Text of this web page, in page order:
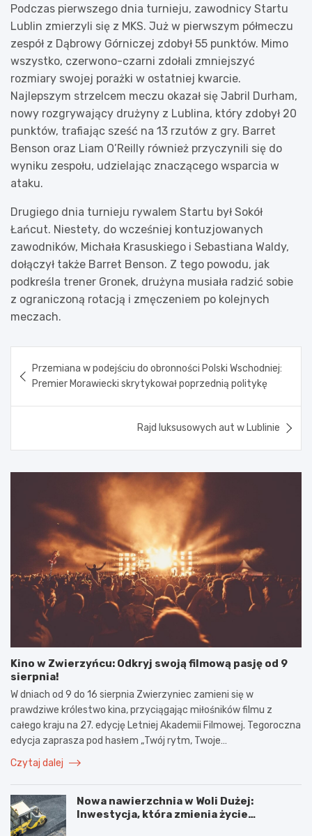
Podczas pierwszego dnia turnieju, zawodnicy Startu
Lublin zmierzyli się z MKS. Już w pierwszym półmeczu
zespół z Dąbrowy Górniczej zdobył 55 punktów. Mimo
wszystko, czerwono-czarni zdołali zmniejszyć
rozmiary swojej porażki w ostatniej kwarcie.
Najlepszym strzelcem meczu okazał się Jabril Durham,
nowy rozgrywający drużyny z Lublina, który zdobył 20
punktów, trafiając sześć na 13 rzutów z gry. Barret
Benson oraz Liam O’Reilly również przyczynili się do
wyniku zespołu, udzielając znaczącego wsparcia w
ataku.
Drugiego dnia turnieju rywalem Startu był Sokół
Łańcut. Niestety, do wcześniej kontuzjowanych
zawodników, Michała Krasuskiego i Sebastiana Waldy,
dołączył także Barret Benson. Z tego powodu, jak
podkreśla trener Gronek, drużyna musiała radzić sobie
z ograniczoną rotacją i zmęczeniem po kolejnych
meczach.
wpisu
Przemiana w podejściu do obronności Polski Wschodniej:
Premier Morawiecki skrytykował poprzednią politykę
Rajd luksusowych aut w Lublinie
Kino w Zwierzyńcu: Odkryj swoją filmową pasję od 9
sierpnia!
W dniach od 9 do 16 sierpnia Zwierzyniec zamieni się w
prawdziwe królestwo kina, przyciągając miłośników filmu z
całego kraju na 27. edycję Letniej Akademii Filmowej. Tegoroczna
edycja zaprasza pod hasłem „Twój rytm, Twoje…
Czytaj dalej
Nowa nawierzchnia w Woli Dużej:
Inwestycja, która zmienia życie